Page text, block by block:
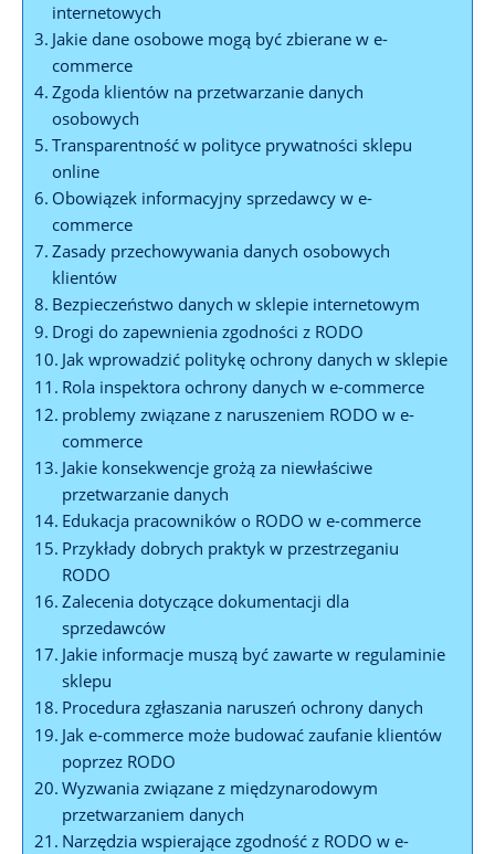
internetowych
Jakie dane osobowe mogą być zbierane w e-
commerce
Zgoda klientów na przetwarzanie danych
osobowych
Transparentność w polityce prywatności sklepu
online
Obowiązek informacyjny sprzedawcy w e-
commerce
Zasady przechowywania danych osobowych
klientów
Bezpieczeństwo danych w sklepie internetowym
Drogi do zapewnienia zgodności z RODO
Jak wprowadzić politykę ochrony danych w sklepie
Rola inspektora ochrony danych w e-commerce
problemy związane z naruszeniem RODO w e-
commerce
Jakie konsekwencje grożą za niewłaściwe
przetwarzanie danych
Edukacja pracowników o RODO w e-commerce
Przykłady dobrych praktyk w przestrzeganiu
RODO
Zalecenia dotyczące dokumentacji dla
sprzedawców
Jakie informacje muszą być zawarte w regulaminie
sklepu
Procedura zgłaszania naruszeń ochrony danych
Jak e-commerce może budować zaufanie klientów
poprzez RODO
Wyzwania związane z międzynarodowym
przetwarzaniem danych
Narzędzia wspierające zgodność z RODO w e-